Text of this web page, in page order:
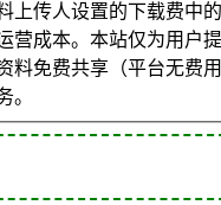
传人设置的下载费中的
营成本。本站仅为用户
料免费共享（平台无费
。